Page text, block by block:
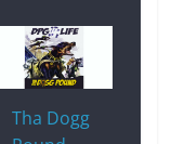
Tha Dogg